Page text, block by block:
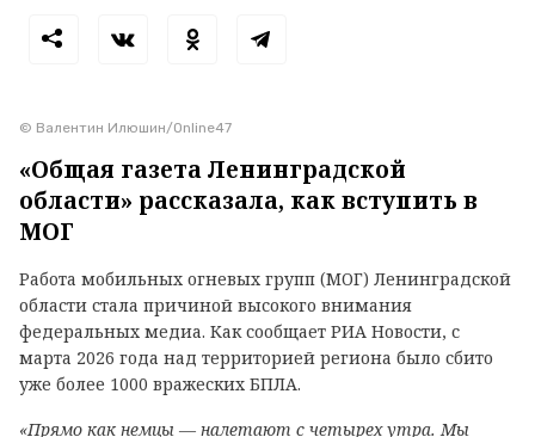
© Валентин Илюшин/Online47
«Общая газета Ленинградской
области» рассказала, как вступить в
МОГ
Работа мобильных огневых групп (МОГ) Ленинградской
области стала причиной высокого внимания
федеральных медиа. Как сообщает РИА Новости, с
марта 2026 года над территорией региона было сбито
уже более 1000 вражеских БПЛА.
«Прямо как немцы — налетают с четырех утра. Мы